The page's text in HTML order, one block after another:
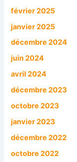
février 2025
janvier 2025
décembre 2024
juin 2024
avril 2024
décembre 2023
octobre 2023
janvier 2023
décembre 2022
octobre 2022